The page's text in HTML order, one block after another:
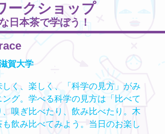
ークショップ
日本茶で学ぼう！
賀大学
しく、楽しく、「科学の見方」がみ
グ。学べる科学の見方は「比べて
嗅ぎ比べたり、飲み比べたり。木
飲み比べてみよう。当日のお楽し